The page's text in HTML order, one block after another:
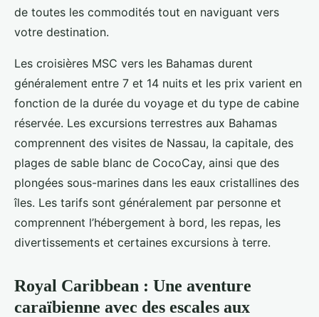
de toutes les commodités tout en naviguant vers
votre destination.
Les croisières MSC vers les Bahamas durent
généralement entre 7 et 14 nuits et les prix varient en
fonction de la durée du voyage et du type de cabine
réservée. Les excursions terrestres aux Bahamas
comprennent des visites de Nassau, la capitale, des
plages de sable blanc de CocoCay, ainsi que des
plongées sous-marines dans les eaux cristallines des
îles. Les tarifs sont généralement par personne et
comprennent l’hébergement à bord, les repas, les
divertissements et certaines excursions à terre.
Royal Caribbean : Une aventure
caraïbienne avec des escales aux